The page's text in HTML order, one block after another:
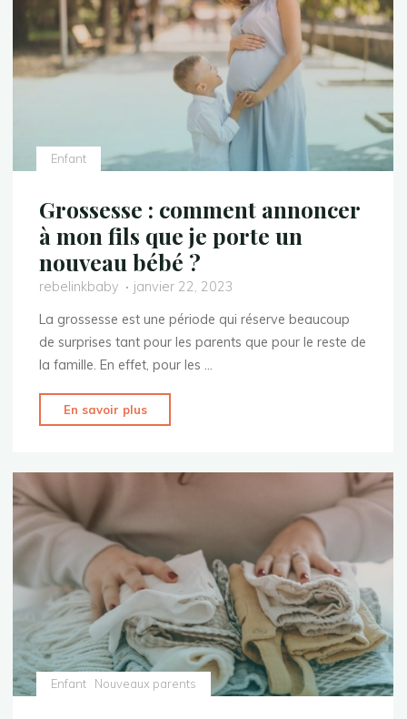
chères
?"
Enfant
Grossesse : comment annoncer
à mon fils que je porte un
nouveau bébé ?
rebelinkbaby
janvier 22, 2023
La grossesse est une période qui réserve beaucoup
de surprises tant pour les parents que pour le reste de
la famille. En effet, pour les …
En savoir plus
:
annoncer
que
je
porte
un
nouveau
bébé
Enfant Nouveaux parents